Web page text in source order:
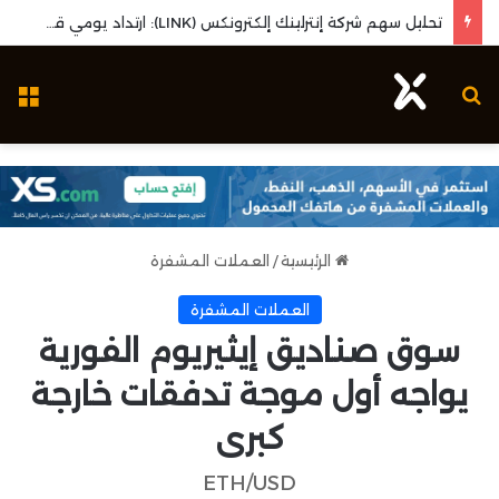
بحث عن
الرئيسية/ العملات المشفرة
العملات المشفرة
سوق صناديق إيثيريوم الفورية
يواجه أول موجة تدفقات خارجة
كبرى
ETH/USD